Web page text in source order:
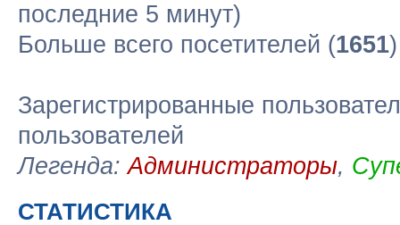
последние 5 минут)
Больше всего посетителей (1651
Зарегистрированные
пользователей
Легенда:Администраторы,
СТАТИСТИКА